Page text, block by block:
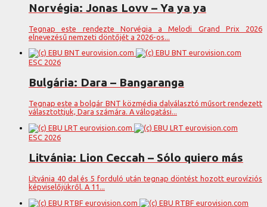
Norvégia: Jonas Lovv – Ya ya ya
Tegnap este rendezte Norvégia a Melodi Grand Prix 2026
elnevezésű nemzeti döntőjét a 2026-os...
ESC 2026
Bulgária: Dara – Bangaranga
Tegnap este a bolgár BNT közmédia dalválasztó műsort rendezett
választottjuk, Dara számára. A válogatási...
ESC 2026
Litvánia: Lion Ceccah – Sólo quiero más
Litvánia 40 dal és 5 forduló után tegnap döntést hozott eurovíziós
képviselőjükről. A 11...